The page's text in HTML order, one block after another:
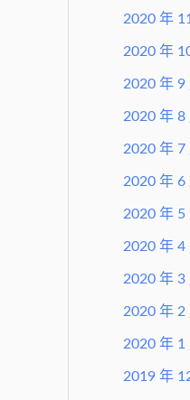
2020 年
2020 年
2020 年 9
2020 年 8
2020 年 7
2020 年 6
2020 年 5
2020 年 4
2020 年 3
2020 年 2
2020 年 1
2019 年